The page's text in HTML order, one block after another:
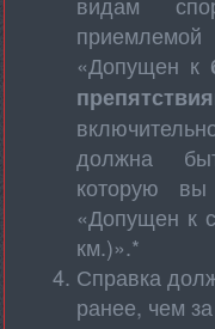
«Допущен к
должна
которую вы
«Допущен к
км.)».*
Справка
ранее, чем